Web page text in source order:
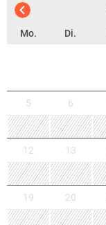
Mo. Di.
5 6
12 13
19 20